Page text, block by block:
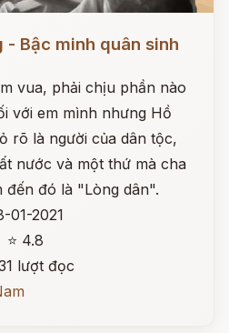
- Bậc minh quân sinh
vua, phải chịu phần nào
với em mình nhưng Hồ
rõ là người của dân tộc,
nước và một thứ mà cha
đến đó là "Lòng dân".
01-2021
⭐ 4.8
lượt đọc